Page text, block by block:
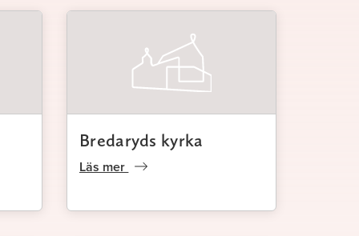
Bredaryds kyrka
Läs mer